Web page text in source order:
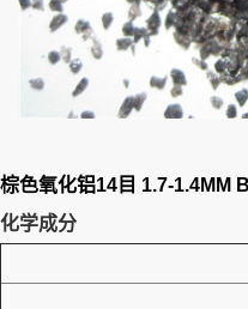
棕色氧化铝14目 1.7-1.4MM
化学成分